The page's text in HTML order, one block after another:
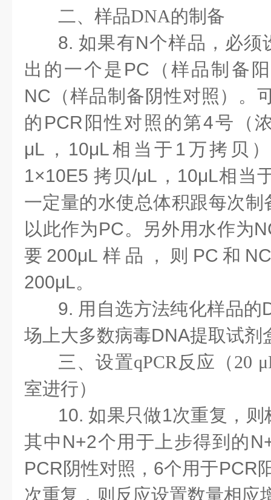
二、样品DNA的制备
8. 如果有N个样品，必须
出的一个是PC（样品制备
NC（样品制备阴性对照）。
的PCR阳性对照的第4号（
μL，10μL相当于1万拷贝
1×10E5 拷贝/μL，10μL相当
一定量的水使总体积跟每次
以此作为PC。另外用水作为
要200μL样品，则PC和
200μL。
9. 用自选方法纯化样品的
场上大多数病毒DNA提取试剂
三、设置qPCR反应（20
室进行）
10. 如果只做1次重复，
其中N+2个用于上步得到的
PCR阴性对照，6个用于PCR
次重复，则反应设置数量相应